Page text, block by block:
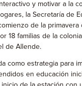
y motivar a la
la Secretaría de
de la
18 familias de la
de Allende.
como estrategia para
en educación